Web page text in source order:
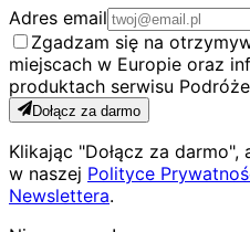
Adres email
Zgadzam się na
miejscach w Europie oraz
produktach serwisu
Dołącz za darmo
Klikając "Dołącz za
w naszej Polityce
Newslettera.